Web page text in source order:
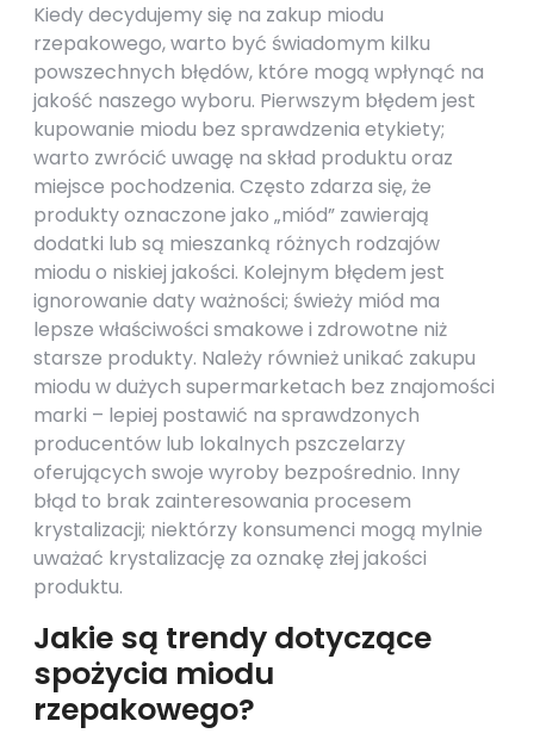
Kiedy decydujemy się na zakup miodu
rzepakowego, warto być świadomym kilku
powszechnych błędów, które mogą wpłynąć na
jakość naszego wyboru. Pierwszym błędem jest
kupowanie miodu bez sprawdzenia etykiety;
warto zwrócić uwagę na skład produktu oraz
miejsce pochodzenia. Często zdarza się, że
produkty oznaczone jako „miód” zawierają
dodatki lub są mieszanką różnych rodzajów
miodu o niskiej jakości. Kolejnym błędem jest
ignorowanie daty ważności; świeży miód ma
lepsze właściwości smakowe i zdrowotne niż
starsze produkty. Należy również unikać zakupu
miodu w dużych supermarketach bez znajomości
marki – lepiej postawić na sprawdzonych
producentów lub lokalnych pszczelarzy
oferujących swoje wyroby bezpośrednio. Inny
błąd to brak zainteresowania procesem
krystalizacji; niektórzy konsumenci mogą mylnie
uważać krystalizację za oznakę złej jakości
produktu.
Jakie są trendy dotyczące
spożycia miodu
rzepakowego?